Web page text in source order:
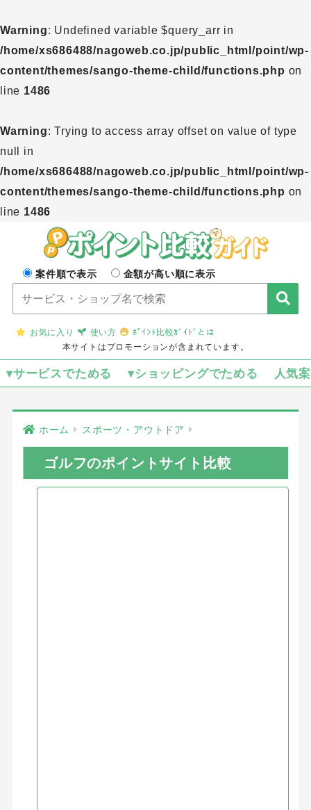
Warning: Undefined variable $query_arr in
/home/xs686488/nagoweb.co.jp/public_html/point/wp-
content/themes/sango-theme-child/functions.php on
line 1486
Warning: Trying to access array offset on value of type
null in
/home/xs686488/nagoweb.co.jp/public_html/point/wp-
content/themes/sango-theme-child/functions.php on
line 1486
案件順で表示 金額が高い順に表示
お気に入り 使い方
ﾎﾟｲﾝﾄ比較ｶﾞｲﾄﾞとは
本サイトはプロモーションが含まれています。
▾サービスでためる ▾ショッピングでためる 人気
ホーム スポーツ・アウトドア
ゴルフのポイントサイト比較